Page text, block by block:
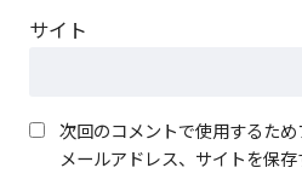
サイト
次回のコメントで使用するため
メールアドレス、サイトを保存